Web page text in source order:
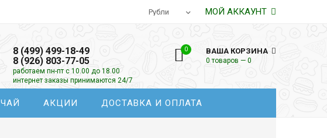
МОЙ АККАУНТ
8 (499) 499-18-49
8 (926) 803-77-05
работаем пн-пт с 10.00 до 18.00
интернет заказы принимаются 24/7
0 ВАША КОРЗИНА
0 товаров — 0
ЧАЙ АКЦИИ ДОСТАВКА И ОПЛАТА